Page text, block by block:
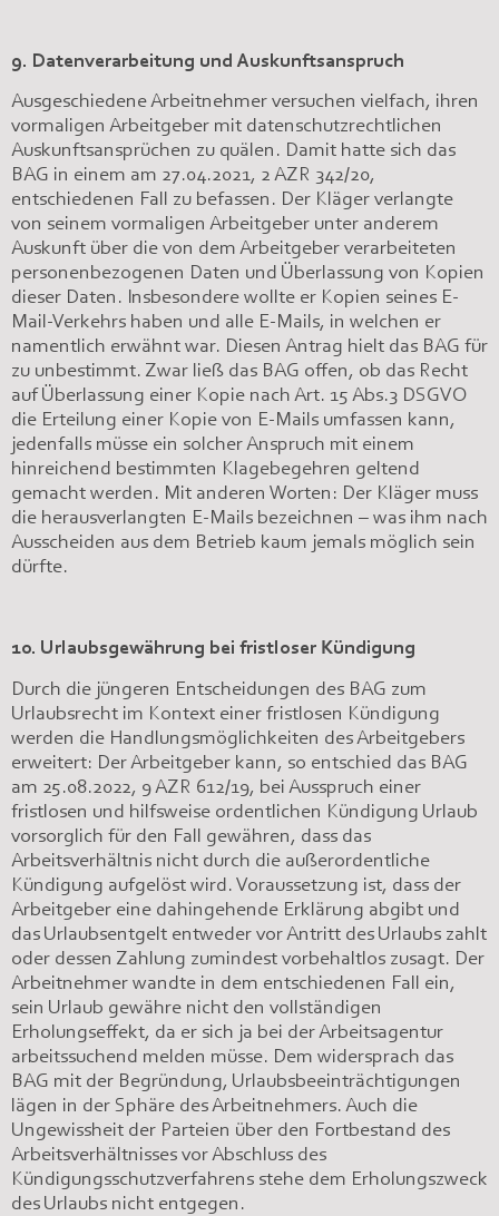
9. Datenverarbeitung und Auskunftsanspruch
Ausgeschiedene Arbeitnehmer versuchen vielfach, ihren
vormaligen Arbeitgeber mit datenschutzrechtlichen
Auskunftsansprüchen zu quälen. Damit hatte sich das
BAG in einem am 27.04.2021, 2 AZR 342/20,
entschiedenen Fall zu befassen. Der Kläger verlangte
von seinem vormaligen Arbeitgeber unter anderem
Auskunft über die von dem Arbeitgeber verarbeiteten
personenbezogenen Daten und Überlassung von Kopien
dieser Daten. Insbesondere wollte er Kopien seines E-
Mail-Verkehrs haben und alle E-Mails, in welchen er
namentlich erwähnt war. Diesen Antrag hielt das BAG für
zu unbestimmt. Zwar ließ das BAG offen, ob das Recht
auf Überlassung einer Kopie nach Art. 15 Abs.3 DSGVO
die Erteilung einer Kopie von E-Mails umfassen kann,
jedenfalls müsse ein solcher Anspruch mit einem
hinreichend bestimmten Klagebegehren geltend
gemacht werden. Mit anderen Worten: Der Kläger muss
die herausverlangten E-Mails bezeichnen – was ihm nach
Ausscheiden aus dem Betrieb kaum jemals möglich sein
dürfte.
10. Urlaubsgewährung bei fristloser Kündigung
Durch die jüngeren Entscheidungen des BAG zum
Urlaubsrecht im Kontext einer fristlosen Kündigung
werden die Handlungsmöglichkeiten des Arbeitgebers
erweitert: Der Arbeitgeber kann, so entschied das BAG
am 25.08.2022, 9 AZR 612/19, bei Ausspruch einer
fristlosen und hilfsweise ordentlichen Kündigung Urlaub
vorsorglich für den Fall gewähren, dass das
Arbeitsverhältnis nicht durch die außerordentliche
Kündigung aufgelöst wird. Voraussetzung ist, dass der
Arbeitgeber eine dahingehende Erklärung abgibt und
das Urlaubsentgelt entweder vor Antritt des Urlaubs zahlt
oder dessen Zahlung zumindest vorbehaltlos zusagt. Der
Arbeitnehmer wandte in dem entschiedenen Fall ein,
sein Urlaub gewähre nicht den vollständigen
Erholungseffekt, da er sich ja bei der Arbeitsagentur
arbeitssuchend melden müsse. Dem widersprach das
BAG mit der Begründung, Urlaubsbeeinträchtigungen
lägen in der Sphäre des Arbeitnehmers. Auch die
Ungewissheit der Parteien über den Fortbestand des
Arbeitsverhältnisses vor Abschluss des
Kündigungsschutzverfahrens stehe dem Erholungszweck
des Urlaubs nicht entgegen.